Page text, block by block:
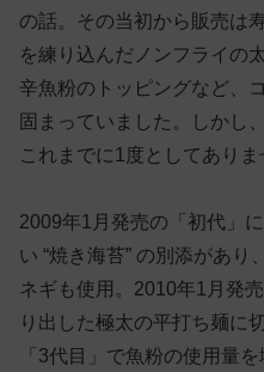
の話。その当初から販売は
を練り込んだノンフライの
辛魚粉のトッピングなど、
固まっていました。しかし
これまでに1度としてありま
2009年1月発売の「初代」
い “焼き海苔” の別添があり
ネギも使用。2010年1月発
り出した極太の平打ち麺に
「3代目」で魚粉の使用量